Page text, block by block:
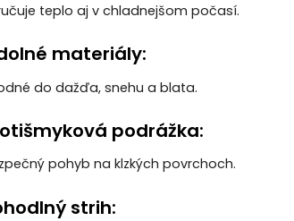
teplo aj v chladnejšom počasí.
materiály:
do dažďa, snehu a blata.
podrážka:
pohyb na klzkých povrchoch.
strih: